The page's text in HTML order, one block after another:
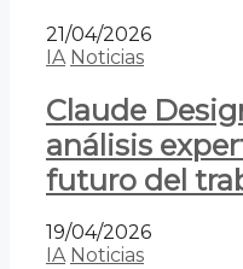
21/04/2026
IA Noticias
Claude
análisis
futuro del
19/04/2026
IA Noticias